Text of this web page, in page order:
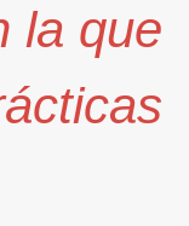
la que